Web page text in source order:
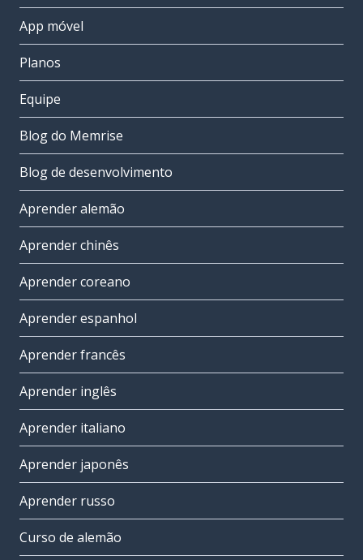
App móvel
Planos
Equipe
Blog do Memrise
Blog de desenvolvimento
Aprender alemão
Aprender chinês
Aprender coreano
Aprender espanhol
Aprender francês
Aprender inglês
Aprender italiano
Aprender japonês
Aprender russo
Curso de alemão